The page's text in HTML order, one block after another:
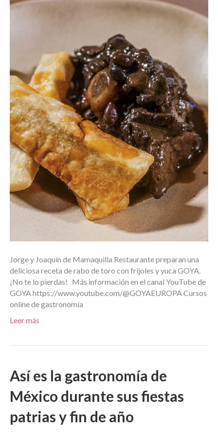
Jorge y Joaquín de Mamaquilla Restaurante preparan una
deliciosa receta de rabo de toro con frijoles y yuca GOYA.
¡No te lo pierdas! Más información en el canal YouTube de
GOYA https://www.youtube.com/@GOYAEUROPA Cursos
online de gastronomía
Leer más
Así es la gastronomía de
México durante sus fiestas
patrias y fin de año